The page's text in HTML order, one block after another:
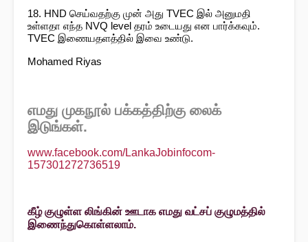
18. HND செய்வதற்கு முன் அது TVEC இல் அனுமதி
உள்ளதா எந்த NVQ level தரம் உடையது என பார்க்கவும்.
TVEC இணையதளத்தில் இவை உண்டு.
Mohamed Riyas
எமது முகநூல் பக்கத்திற்கு லைக்
இடுங்கள்.
www.facebook.com/LankaJobinfocom-
157301272736519
கீழ் குழுள்ள லிங்கின் ஊடாக எமது வட்சப் குழுமத்தில்
இணைந்துகொள்ளலாம்.